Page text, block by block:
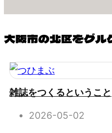
雑誌をつくるということ
2026-05-02